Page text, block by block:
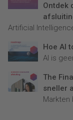
Ontdek
Artificial
Hoe AI
AI is
The
sneller
Markten